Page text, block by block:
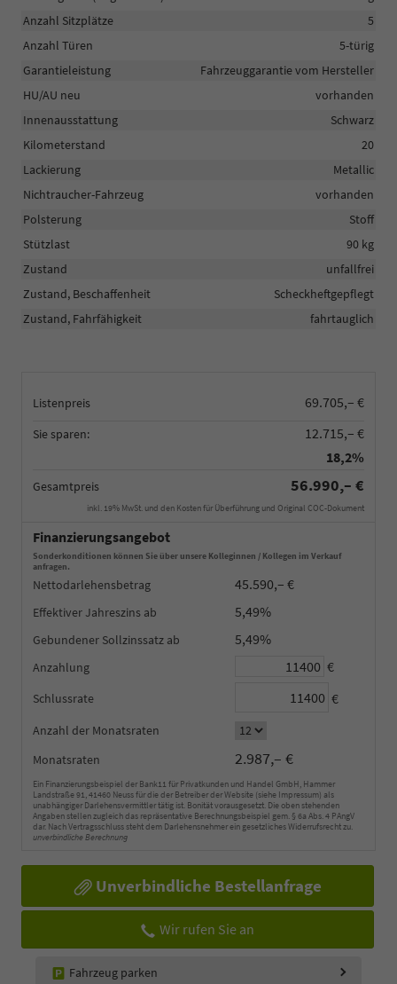
Listenpreis 69.705,– €
Sie sparen:
12.715,– €
18,2%
Gesamtpreis 56.990,– €
inkl. 19% MwSt. und den Kosten für Überführung und Original COC-Dokument
Finanzierungsangebot
Sonderkonditionen können Sie über unsere Kolleginnen / Kollegen im Verkauf
anfragen.
Nettodarlehensbetrag 45.590,– €
Effektiver Jahreszins 5,49%
Gebundener Sollzinssatz 5,49%
Anzahlung €
Schlussrate €
Anzahl der Monatsraten
Monatsraten
2.987,– €
Ein Finanzierungsbeispiel der Bank11 für Privatkunden und Handel GmbH, Hammer
Landstraße 91, 41460 Neuss für die der Betreiber der Website (siehe Impressum) als
unabhängiger Darlehensvermittler tätig ist. Bonität vorausgesetzt. Die oben stehenden
Angaben stellen zugleich das repräsentative Berechnungsbeispiel gem. § 6a Abs. 4 PAngV
dar. Nach Vertragsschluss steht dem Darlehensnehmer ein gesetzliches Widerrufsrecht zu.
unverbindliche Berechnung
Unverbindliche Bestellanfrage
Wir rufen Sie an
Fahrzeug parken
Anzahl Sitzplätze
5
Anzahl Türen
5-türig
Garantieleistung
Fahrzeuggarantie vom Hersteller
HU/AU neu
vorhanden
Innenausstattung
Schwarz
Kilometerstand
20
Lackierung
Metallic
Nichtraucher-Fahrzeug
vorhanden
Polsterung
Stoff
Stützlast
90 kg
Zustand
unfallfrei
Zustand, Beschaffenheit
Scheckheftgepflegt
Zustand, Fahrfähigkeit
fahrtauglich